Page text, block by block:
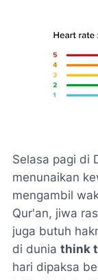
Selasa pagi di
menunaikan
mengambil
Qur'an, jiwa
juga butuh
di dunia think
hari dipaksa